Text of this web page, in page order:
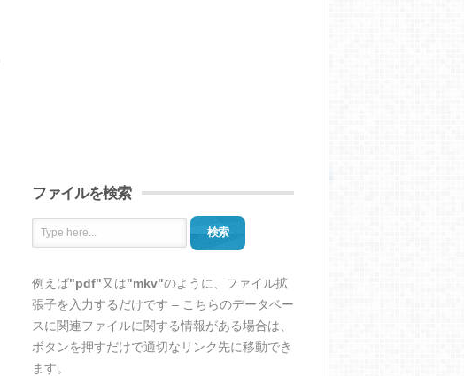
ファイルを検索
検索
例えば"pdf"又は"mkv"のように、ファイル拡
張子を入力するだけです – こちらのデータベー
スに関連ファイルに関する情報がある場合は、
ボタンを押すだけで適切なリンク先に移動でき
ます。